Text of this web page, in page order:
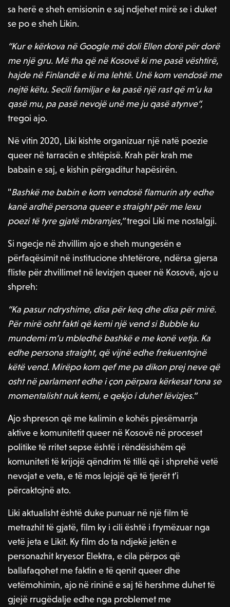
sa herë e sheh emisionin e saj ndjehet mirë se i duket
se po e sheh Likin.
“Kur e kërkova në Google më doli Ellen dorë për dorë
me një gru. Më tha që në Kosovë ki me pasë vështirë,
hajde në Finlandë e ki ma lehtë. Unë kom vendosë me
nejtë këtu. Secili familjar e ka pasë një rast që m’u ka
qasë mu, pa pasë nevojë unë me ju qasë atynve”,
tregoi ajo.
Në vitin 2020, Liki kishte organizuar një natë poezie
queer në tarracën e shtëpisë. Krah për krah me
babain e saj, e kishin përgaditur hapësirën.
“Bashkë me babin e kom vendosë flamurin aty edhe
kanë ardhë persona queer e straight për me lexu
poezi të tyre gjatë mbramjes,”tregoi Liki me nostalgji.
Si ngecje në zhvillim ajo e sheh mungesën e
përfaqësimit në institucione shtetërore, ndërsa gjersa
fliste për zhvillimet në levizjen queer në Kosovë, ajo u
shpreh:
“Ka pasur ndryshime, disa për keq dhe disa për mirë.
Për mirë osht fakti që kemi një vend si Bubble ku
mundemi m’u mbledhë bashkë e me konë vetja. Ka
edhe persona straight, që vijnë edhe frekuentojnë
këtë vend. Mirëpo kom qef me pa dikon prej neve që
osht në parlament edhe i çon përpara kërkesat tona se
momentalisht nuk kemi, e qekjo i duhet lëvizjes.”
Ajo shpreson që me kalimin e kohës pjesëmarrja
aktive e komunitetit queer në Kosovë në proceset
politike të rritet sepse është i rëndësishëm që
komuniteti të krijojë qëndrim të tillë që i shprehë vetë
nevojat e veta, e të mos lejojë që të tjerët t’i
përcaktojnë ato.
Liki aktualisht është duke punuar në një film të
metrazhit të gjatë, film ky i cili është i frymëzuar nga
vetë jeta e Likit. Ky film do ta ndjekë jetën e
personazhit kryesor Elektra, e cila përpos që
ballafaqohet me faktin e të qenit queer dhe
vetëmohimin, ajo në rininë e saj të hershme duhet të
gjejë rrugëdalje edhe nga problemet me